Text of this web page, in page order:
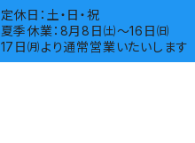
定休日：土・日・祝
夏季休業：8月8日㈯～16日㈰
17日㈪より通常営業いたいします